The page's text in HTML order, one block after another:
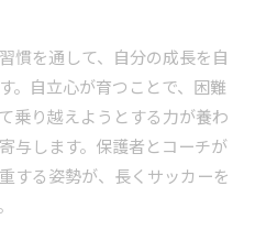
慣を通して、自分の成長を自
。自立心が育つことで、困難
乗り越えようとする力が養わ
与します。保護者とコーチが
する姿勢が、長くサッカーを